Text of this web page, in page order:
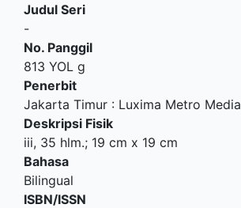
Judul Seri
-
No. Panggil
813 YOL g
Penerbit
Jakarta Timur : Luxima Metro Media
Deskripsi Fisik
iii, 35 hlm.; 19 cm x 19 cm
Bahasa
Bilingual
ISBN/ISSN